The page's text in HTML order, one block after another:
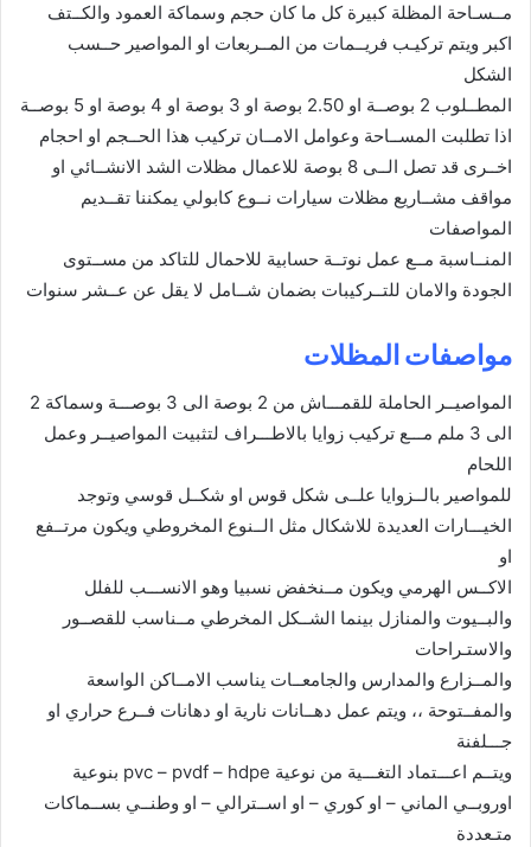
مــسـاحة المظلة كبيرة كل ما كان حجم وسماكة العمود والكــتف
اكبر ويتم تركيـب فريــمات من المــربعات او المواصير حــسب
الشكل
المطــلوب 2 بوصــة او 2.50 بوصة او 3 بوصة او 4 بوصة او 5 بوصــة
اذا تطلبت المســاحة وعوامل الامــان تركيب هذا الحــجم او احجام
اخــرى قد تصل الــى 8 بوصة للاعمال مظلات الشد الانشــائي او
مواقف مشــاريع مظلات سيارات نــوع كابولي يمكننا تقــديم
المواصفات
المنــاسبة مــع عمل نوتــة حسابية للاحمال للتاكد من مســتوى
الجودة والامان للتــركيبات بضمان شــامل لا يقل عن عــشر سنوات
مواصفات المظلات
المواصيــر الحاملة للقمـــاش من 2 بوصة الى 3 بوصـــة وسماكة 2
الى 3 ملم مـــع تركيب زوايا بالاطـــراف لتثبيت المواصيــر وعمل
اللحام
للمواصير بالــزوايا علــى شكل قوس او شكــل قوسي وتوجد
الخيـــارات العديدة للاشكال مثل الــنوع المخروطي ويكون مرتــفع
او
الاكــس الهرمي ويكون مــنخفض نسبيا وهو الانســـب للفلل
والبــيوت والمنازل بينما الشــكل المخرطي مــناسب للقصــور
والاستـراحات
والمــزارع والمدارس والجامعــات يناسب الامــاكن الواسعة
والمفــتوحة ،، ويتم عمل دهــانات نارية او دهانات فــرع حراري او
جـــلفنة
ويتــم اعـــتماد التغـــية من نوعية pvc – pvdf – hdpe بنوعية
اوروبــي الماني – او كوري – او اســترالي – او وطنــي بســماكات
متـعددة